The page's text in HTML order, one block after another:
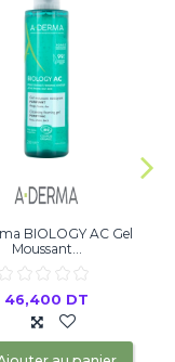
BIOLOGY AC Gel
Moussant...
46,400 DT